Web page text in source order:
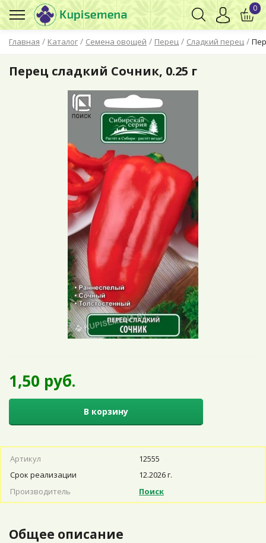
Главная / Каталог / Семена овощей / Перец / Сладкий перец /
0
Перец сладкий Сочник, 0.25 г
1,50 руб.
В корзину
Артикул
12555
Срок реализации
12.2026 г.
Производитель
Поиск
Общее описание